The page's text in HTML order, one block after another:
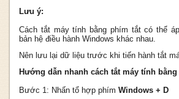
Lưu ý:
Cách tắt máy tính bằng phím tắt có thể
bản hệ điều hành Windows khác nhau.
Nên lưu lại dữ liệu trước khi tiến hành tắt
Hướng dẫn nhanh cách tắt máy tính
Bước 1: Nhấn tổ hợp phím Windows + D